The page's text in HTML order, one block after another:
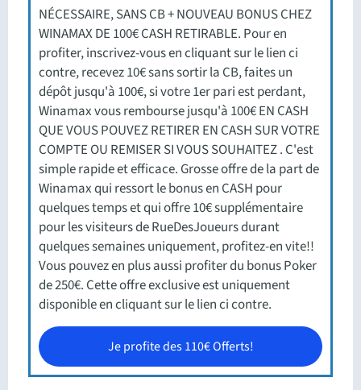
NÉCESSAIRE, SANS CB + NOUVEAU BONUS CHEZ
WINAMAX DE 100€ CASH RETIRABLE. Pour en
profiter, inscrivez-vous en cliquant sur le lien ci
contre, recevez 10€ sans sortir la CB, faites un
dépôt jusqu'à 100€, si votre 1er pari est perdant,
Winamax vous rembourse jusqu'à 100€ EN CASH
QUE VOUS POUVEZ RETIRER EN CASH SUR VOTRE
COMPTE OU REMISER SI VOUS SOUHAITEZ . C'est
simple rapide et efficace. Grosse offre de la part de
Winamax qui ressort le bonus en CASH pour
quelques temps et qui offre 10€ supplémentaire
pour les visiteurs de RueDesJoueurs durant
quelques semaines uniquement, profitez-en vite!!
Vous pouvez en plus aussi profiter du bonus Poker
de 250€. Cette offre exclusive est uniquement
disponible en cliquant sur le lien ci contre.
Je profite des 110€ Offerts!